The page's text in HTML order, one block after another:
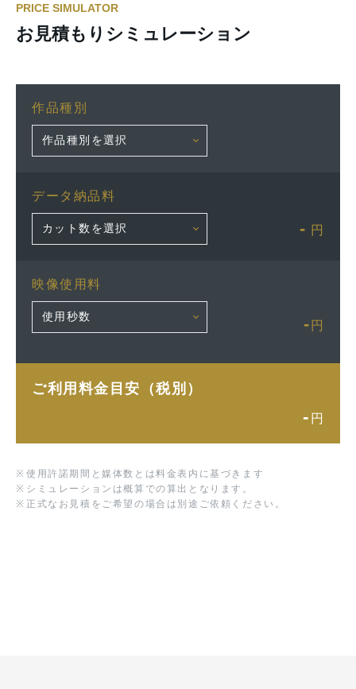
PRICE SIMULATOR
お見積もりシミュレーション
作品種別
データ納品料
- 円
映像使用料
- 円
ご利用料金目安（税別）
- 円
※ 使用許諾期間と媒体数とは料金表内に基づきます
※ シミュレーションは概算での算出となります。
※ 正式なお見積をご希望の場合は別途ご依頼ください。